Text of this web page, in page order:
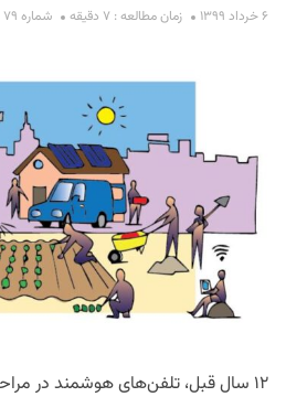
۶ خرداد ۱۳۹۹ زمان مطالعه : ۷ دقیقه شماره ۷۹
۱۲ سال قبل، تلفن‌های هوشمند در